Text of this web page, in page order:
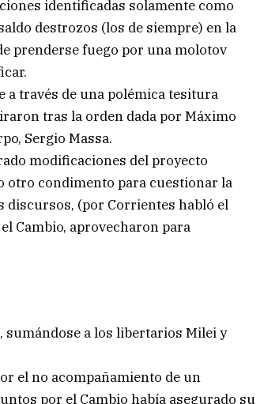
identificadas solamente como
destrozos (los de siempre) en la
prenderse fuego por una molotov
través de una polémica tesitura
tras la orden dada por Máximo
Sergio Massa.
modificaciones del proyecto
otro condimento para cuestionar la
discursos, (por Corrientes habló el
Cambio, aprovecharon para
sumándose a los libertarios Milei y
el no acompañamiento de un
por el Cambio había asegurado su